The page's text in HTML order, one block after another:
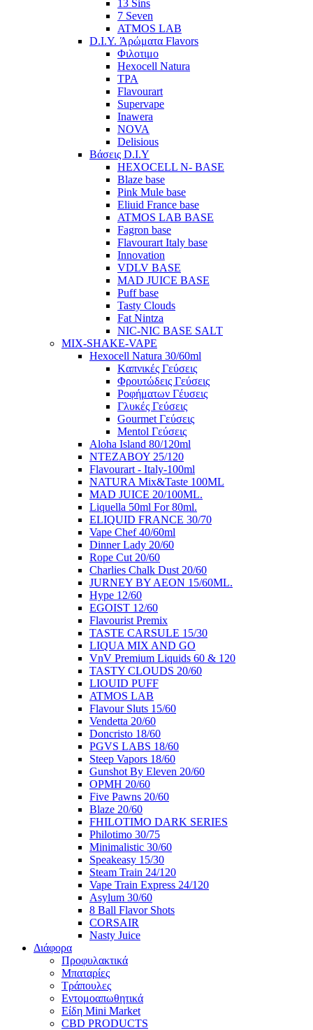
13 Sins
7 Seven
ATMOS LAB
D.I.Y. Άρώματα Flavors
Φιλοτιμο
Hexocell Natura
TPA
Flavourart
Supervape
Inawera
ΝOVA
Delisious
Βάσεις D.I.Y
HEXOCELL N- BASE
Blaze base
Pink Mule base
Eliuid France base
ATMOS LAB BASE
Fagron base
Flavourart Italy base
Innovation
VDLV BASE
MAD JUICE BASE
Puff base
Tasty Clouds
Fat Nintza
NIC-NIC BASE SALT
MIX-SHAKE-VAPE
Hexocell Natura 30/60ml
Kαπνικές Γεύσεις
Φρουτώδεις Γεύσεις
Ροφήματων Γέυσεις
Γλυκές Γεύσεις
Gourmet Γεύσεις
Mentol Γεύσεις
Aloha Island 80/120ml
ΝΤΕΖΑΒΟΥ 25/120
Flavourart - Italy-100ml
NATURA Mix&Taste 100ML
MAD JUICE 20/100ML.
Liquella 50ml For 80ml.
ELIQUID FRANCE 30/70
Vape Chef 40/60ml
Dinner Lady 20/60
Rope Cut 20/60
Charlies Chalk Dust 20/60
JURNEY BY AEON 15/60ML.
Hype 12/60
EGOIST 12/60
Flavourist Premix
ΤΑSTE CARSULE 15/30
LIQUA MIX AND GO
VnV Premium Liquids 60 & 120
TASTY CLOUDS 20/60
LIOUID PUFF
ATMOS LAB
Flavour Sluts 15/60
Vendetta 20/60
Doncristo 18/60
PGVS LABS 18/60
Steep Vapors 18/60
Gunshot By Eleven 20/60
ΟΡΜΗ 20/60
Five Pawns 20/60
Blaze 20/60
FHILOTIMO DARK SERIES
Philotimo 30/75
Minimalistic 30/60
Speakeasy 15/30
Steam Train 24/120
Vape Train Express 24/120
Asylum 30/60
8 Βall Flavor Shots
CORSAIR
Nasty Juice
Διάφορα
Προφυλακτικά
Μπαταρίες
Τράπουλες
Εντομοαπωθητικά
Είδη Mini Market
CBD PRODUCTS